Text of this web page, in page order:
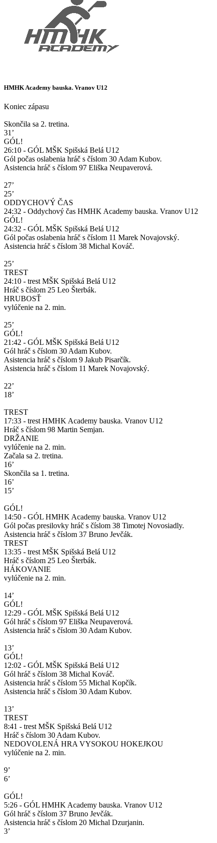
HMHK Academy bauska. Vranov U12
Koniec zápasu
Skončila sa 2. tretina.
31’
GÓL!
26:10 - GÓL MŠK Spišská Belá U12
Gól počas oslabenia hráč s číslom 30 Adam Kubov.
Asistencia hráč s číslom 97 Eliška Neupaverová.
27’
25’
ODDYCHOVÝ ČAS
24:32 - Oddychový čas HMHK Academy bauska. Vranov U12
GÓL!
24:32 - GÓL MŠK Spišská Belá U12
Gól počas oslabenia hráč s číslom 11 Marek Novajovský.
Asistencia hráč s číslom 38 Michal Kováč.
25’
TREST
24:10 - trest MŠK Spišská Belá U12
Hráč s číslom 25 Leo Šterbák.
HRUBOSŤ
vylúčenie na 2. min.
25’
GÓL!
21:42 - GÓL MŠK Spišská Belá U12
Gól hráč s číslom 30 Adam Kubov.
Asistencia hráč s číslom 9 Jakub Pisarčík.
Asistencia hráč s číslom 11 Marek Novajovský.
22’
18’
TREST
17:33 - trest HMHK Academy bauska. Vranov U12
Hráč s číslom 98 Martin Semjan.
DRŽANIE
vylúčenie na 2. min.
Začala sa 2. tretina.
16’
Skončila sa 1. tretina.
16’
15’
GÓL!
14:50 - GÓL HMHK Academy bauska. Vranov U12
Gól počas presilovky hráč s číslom 38 Timotej Novosiadly.
Asistencia hráč s číslom 37 Bruno Jevčák.
TREST
13:35 - trest MŠK Spišská Belá U12
Hráč s číslom 25 Leo Šterbák.
HÁKOVANIE
vylúčenie na 2. min.
14’
GÓL!
12:29 - GÓL MŠK Spišská Belá U12
Gól hráč s číslom 97 Eliška Neupaverová.
Asistencia hráč s číslom 30 Adam Kubov.
13’
GÓL!
12:02 - GÓL MŠK Spišská Belá U12
Gól hráč s číslom 38 Michal Kováč.
Asistencia hráč s číslom 55 Michal Kopčík.
Asistencia hráč s číslom 30 Adam Kubov.
13’
TREST
8:41 - trest MŠK Spišská Belá U12
Hráč s číslom 30 Adam Kubov.
NEDOVOLENÁ HRA VYSOKOU HOKEJKOU
vylúčenie na 2. min.
9’
6’
GÓL!
5:26 - GÓL HMHK Academy bauska. Vranov U12
Gól hráč s číslom 37 Bruno Jevčák.
Asistencia hráč s číslom 20 Michal Dzurjanin.
3’